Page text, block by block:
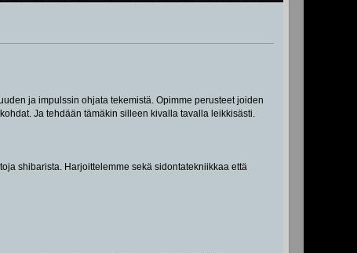
ja impulssin ohjata tekemistä. Opimme perusteet joiden
Ja tehdään tämäkin silleen kivalla tavalla leikkisästi.
shibarista. Harjoittelemme sekä sidontatekniikkaa että